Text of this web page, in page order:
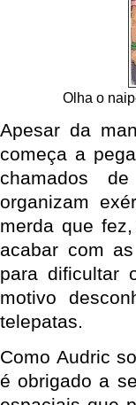
Olha o
Apesar da
começa a
chamados
organizam
merda que
acabar com
para dificultar
motivo
telepatas.
Como Audric
é obrigado a